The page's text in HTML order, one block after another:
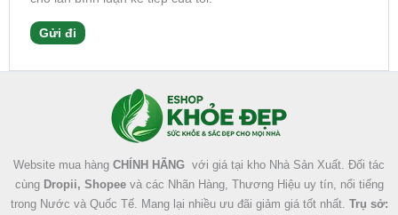
Website mua hàng CHÍNH HÃNG với giá tại kho Nhà Sản Xuất. Đối tác
cùng Dropii, Shopeevà các Nhãn Hàng, Thương Hiệu uy tín, nổi tiếng
trong Nước và Quốc Tế. Mang lại nhiều ưu đãi giảm giá tốt nhất. Trụ sở: